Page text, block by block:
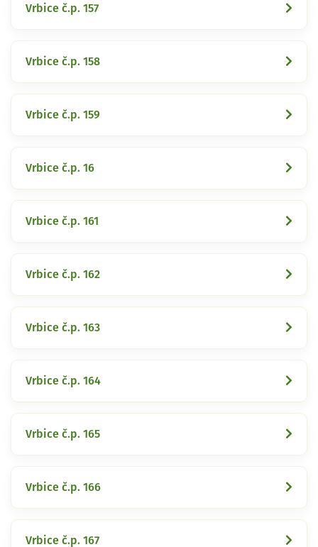
Vrbice č.p. 157
Vrbice č.p. 158
Vrbice č.p. 159
Vrbice č.p. 16
Vrbice č.p. 161
Vrbice č.p. 162
Vrbice č.p. 163
Vrbice č.p. 164
Vrbice č.p. 165
Vrbice č.p. 166
Vrbice č.p. 167